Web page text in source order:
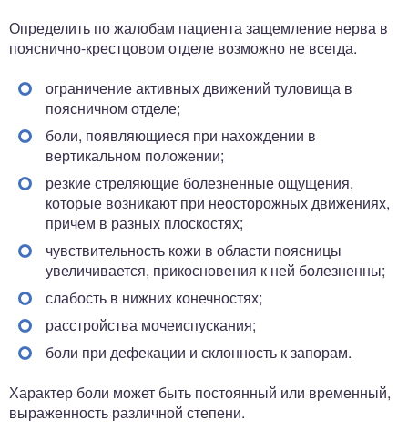
Определить по жалобам пациента защемление нерва в
пояснично-крестцовом отделе возможно не всегда.
ограничение активных движений туловища в
поясничном отделе;
боли, появляющиеся при нахождении в
вертикальном положении;
резкие стреляющие болезненные ощущения,
которые возникают при неосторожных движениях,
причем в разных плоскостях;
чувствительность кожи в области поясницы
увеличивается, прикосновения к ней болезненны;
слабость в нижних конечностях;
расстройства мочеиспускания;
боли при дефекации и склонность к запорам.
Характер боли может быть постоянный или временный,
выраженность различной степени.